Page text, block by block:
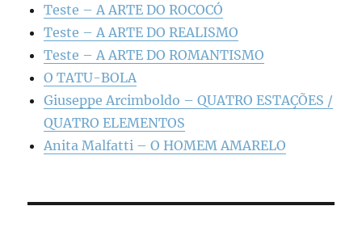
Teste – A ARTE DO ROCOCÓ
Teste – A ARTE DO REALISMO
Teste – A ARTE DO ROMANTISMO
O TATU-BOLA
Giuseppe Arcimboldo – QUATRO ESTAÇÕES /
QUATRO ELEMENTOS
Anita Malfatti – O HOMEM AMARELO